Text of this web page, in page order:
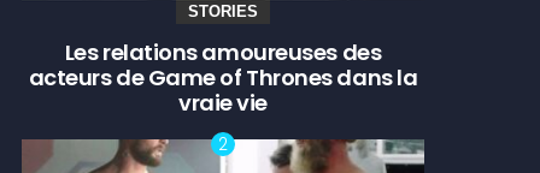
STORIES
Les relations amoureuses des
acteurs de Game of Thrones dans la
vraie vie